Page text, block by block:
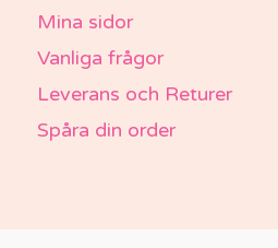
Mina sidor
Vanliga frågor
Leverans och Returer
Spåra din order